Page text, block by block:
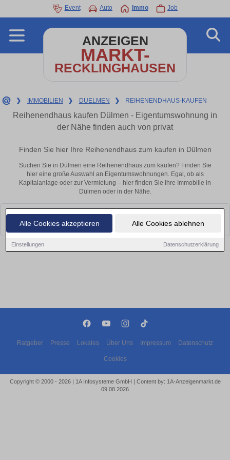
Alle Cookies akzeptieren Alle Cookies ablehnen
Einstellungen Datenschutzerklärung
Event Auto Immo Job
ANZEIGEN
MARKT-
RECKLINGHAUSEN
❯ IMMOBILIEN ❯ DUELMEN ❯ REIHENENDHAUS-KAUFEN
Reihenendhaus kaufen Dülmen - Eigentumswohnung in
der Nähe finden auch von privat
Finden Sie hier Ihre Reihenendhaus zum kaufen in Dülmen
Suchen Sie in Dülmen eine Reihenendhaus zum kaufen? Finden Sie
hier eine große Auswahl an Eigentumswohnungen. Egal, ob als
Kapitalanlage oder zur Vermietung – hier finden Sie Ihre Immobilie in
Dülmen oder in der Nähe.
Leider konnten wir derzeit keine passenden Objekte finden. Schauen Sie
bald wieder vorbei!
Ratgeber Presse Lokales Über Uns Impressum Datenschutz
Cookies
Copyright © 2000 - 2026 | 1A Infosysteme GmbH | Content by: 1A-Anzeigenmarkt.de
09.08.2026